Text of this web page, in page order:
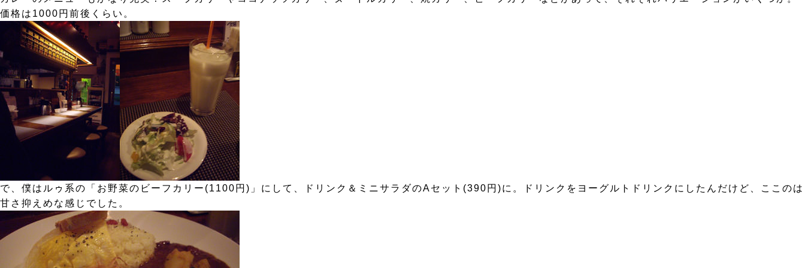
価格は1000円前後くらい。
で、僕はルゥ系の「お野菜のビーフカリー(1100円)」にして、ドリンク＆ミニサラダのAセット(390円)に。ドリンクをヨーグルトドリンクにしたんだけど、ここのは
甘さ抑えめな感じでした。